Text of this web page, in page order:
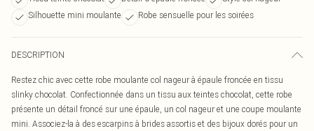
Silhouette mini moulante
Robe sensuelle pour les soirées
DESCRIPTION
Restez chic avec cette robe moulante col nageur à épaule froncée en tissu
slinky chocolat. Confectionnée dans un tissu aux teintes chocolat, cette robe
présente un détail froncé sur une épaule, un col nageur et une coupe moulante
mini. Associez-la à des escarpins à brides assortis et des bijoux dorés pour un